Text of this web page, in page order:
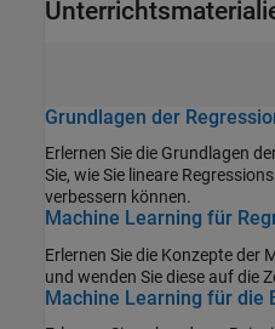
Grundlagen der
Erlernen Sie die Grundlagen
Sie, wie Sie lineare
verbessern können.
Machine Learning für
Erlernen Sie die Konzepte der
und wenden Sie diese auf die
Machine Learning für die